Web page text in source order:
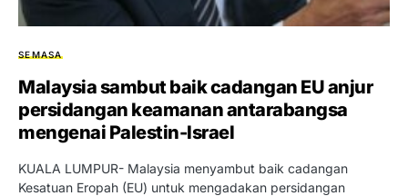
SEMASA
Malaysia sambut baik cadangan EU anjur
persidangan keamanan antarabangsa
mengenai Palestin-Israel
KUALA LUMPUR- Malaysia menyambut baik cadangan
Kesatuan Eropah (EU) untuk mengadakan persidangan